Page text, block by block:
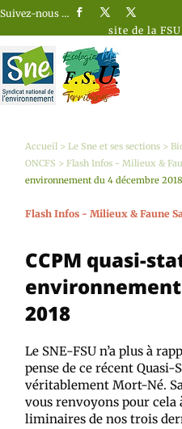
Suivez-nous …
site de la FSU
Accueil >Le Sne et ses sections >
ONCFS >Flash Infos - Milieux &
environnement du 4 décembre 2018
Flash Infos - Milieux & Faune
CCPM quasi-
2018
Le SNE-FSU n’a plus à
pense de ce récent Quasi-
véritablement Mort-Né.
vous renvoyons pour cela
liminaires de nos trois